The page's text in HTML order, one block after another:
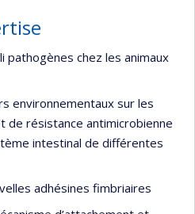
pathogènes chez les animaux
environnementaux sur les
de résistance antimicrobienne
intestinal de différentes
adhésines fimbriaires